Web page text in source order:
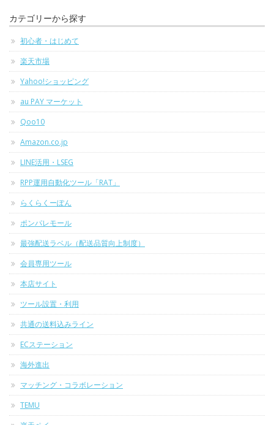
カテゴリーから探す
初心者・はじめて
楽天市場
Yahoo!ショッピング
au PAY マーケット
Qoo10
Amazon.co.jp
LINE活用・LSEG
RPP運用自動化ツール「RAT」
らくらくーぽん
ポンパレモール
最強配送ラベル（配送品質向上制度）
会員専用ツール
本店サイト
ツール設置・利用
共通の送料込みライン
ECステーション
海外進出
マッチング・コラボレーション
TEMU